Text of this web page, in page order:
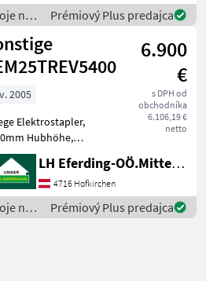
mit Kardanwe
na
/
Prémiový Plus predajca
6.900
€
s DPH od
obchodníka
6.106,19 €
netto
2005
Elektrostapler,
Hubhöhe,
---
Stroje na
Teleskopové
LH Eferding-OÖ.Mitte, Landtechnik Hofkirchen
4716 Hofkirchen
na
/
Prémiový Plus predajca